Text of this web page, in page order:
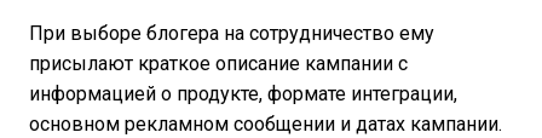
При выборе блогера на сотрудничество ему
присылают краткое описание кампании с
информацией о продукте, формате интеграции,
основном рекламном сообщении и датах кампании.